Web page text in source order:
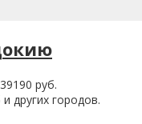
руб.
других городов.